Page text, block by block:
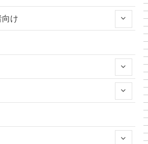
向け